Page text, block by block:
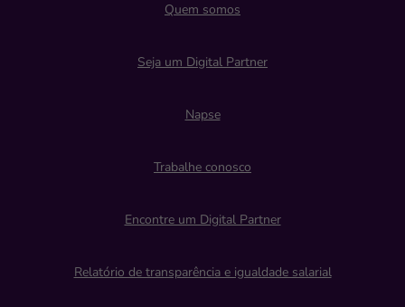
Quem somos
Seja um Digital Partner
Napse
Trabalhe conosco
Encontre um Digital Partner
Relatório de transparência e igualdade salarial